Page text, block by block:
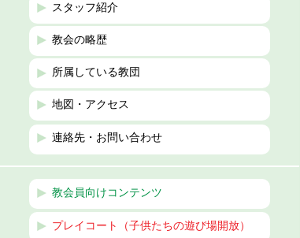
スタッフ紹介
教会の略歴
所属している教団
地図・アクセス
連絡先・お問い合わせ
教会員向けコンテンツ
プレイコート（子供たちの遊び場開放）